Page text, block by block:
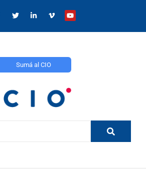
Sumá al CIO